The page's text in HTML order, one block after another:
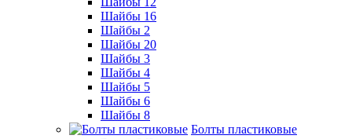
Шайбы 16
Шайбы 2
Шайбы 20
Шайбы 3
Шайбы 4
Шайбы 5
Шайбы 6
Шайбы 8
Болты пластиковые